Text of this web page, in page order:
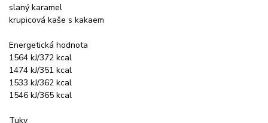
slaný karamel
krupicová kaše s kakaem
Energetická hodnota
1564 kJ/372 kcal
1474 kJ/351 kcal
1533 kJ/362 kcal
1546 kJ/365 kcal
Tuky